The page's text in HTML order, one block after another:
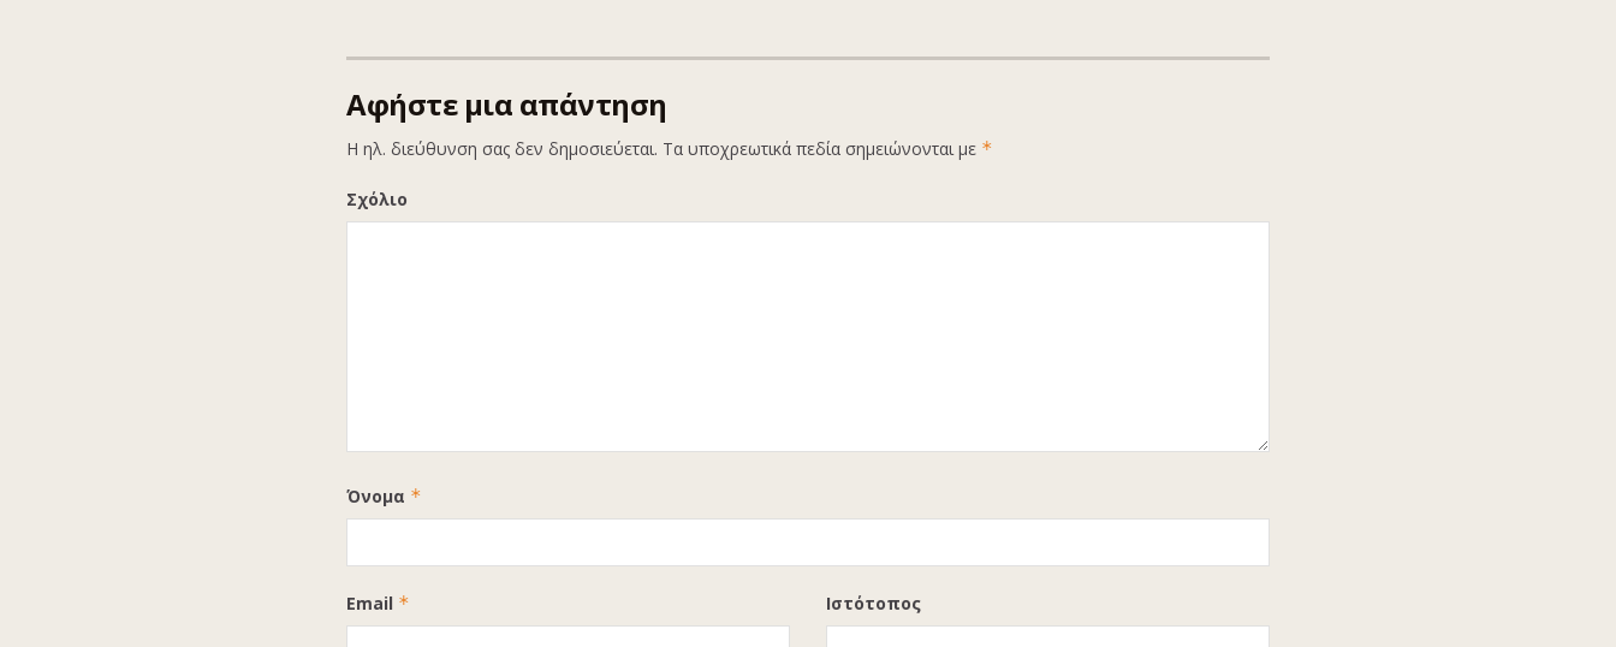
Αφήστε μια απάντηση
Η ηλ. διεύθυνση σας δεν δημοσιεύεται. Τα υποχρεωτικά πεδία σημειώνονται με *
Σχόλιο
Όνομα *
Email * Ιστότοπος